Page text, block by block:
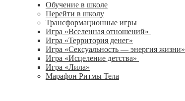
Обучение в школе
Перейти в школу
Трансформационные игры
Игра «Вселенная отношений»
Игра «Территория денег»
Игра «Сексуальность — энергия жизни»
Игра «Исцеление детства»
Игра «Лила»
Марафон Ритмы Тела